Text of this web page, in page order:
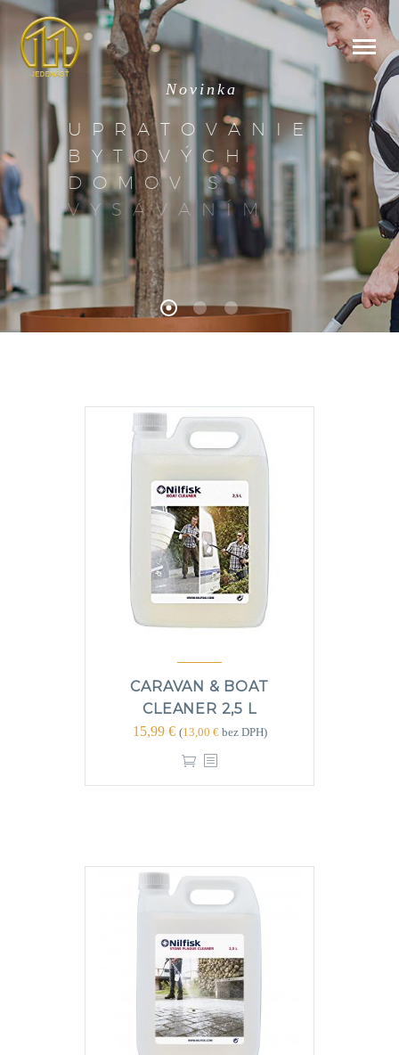
Nov inka
U P RAT O VA N IE
B YTOV Ý C H
D OMOV
S
VYSÁV A NÍ M
CARAVAN & BOAT
CLEANER 2,5 L
15,99 € (13,00 €bez DPH)